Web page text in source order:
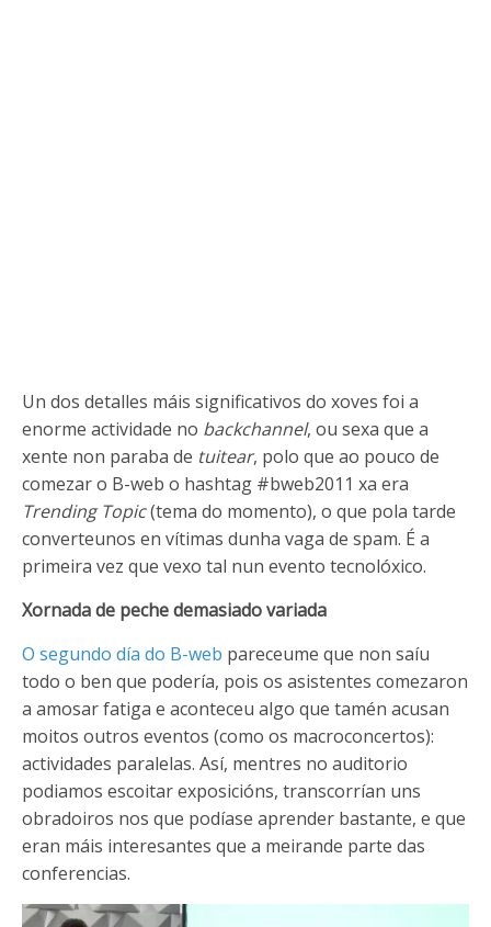
Un dos detalles máis significativos do xoves foi a
enorme actividade no backchannel, ou sexa que a
xente non paraba de tuitear, polo que ao pouco de
comezar o B-web o hashtag #bweb2011 xa era
Trending Topic(tema do momento), o que pola tarde
converteunos en vítimas dunha vaga de spam. É a
primeira vez que vexo tal nun evento tecnolóxico.
Xornada de peche demasiado variada
O segundo día do B-web pareceume que non saíu
todo o ben que podería, pois os asistentes comezaron
a amosar fatiga e aconteceu algo que tamén acusan
moitos outros eventos (como os macroconcertos):
actividades paralelas. Así, mentres no auditorio
podiamos escoitar exposicións, transcorrían uns
obradoiros nos que podíase aprender bastante, e que
eran máis interesantes que a meirande parte das
conferencias.